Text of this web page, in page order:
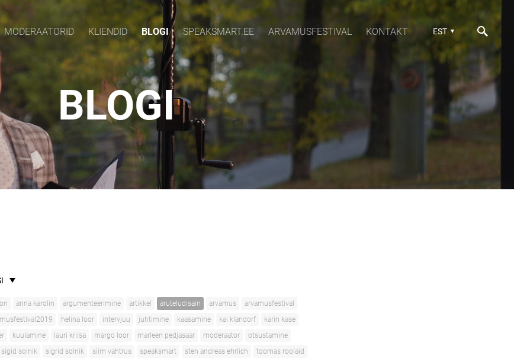
MODERAATORID KLIENDID BLOGI SPEAKSMART.EE ARVAMUSFESTIVAL KONTAKT EST
BLOGI
anna karolin argumenteerimine artikkel aruteludisain arvamus
arvamusfestival
helina loor intervjuu juhtimine kaasamine kai klandorf
karin kase
kuulamine lauri kriisa margo loor marleen pedjasaar moderaator
otsustamine
sigid solnik sigrid solnik siim vahtrus speaksmart sten andreas ehrlich toomas roolaid